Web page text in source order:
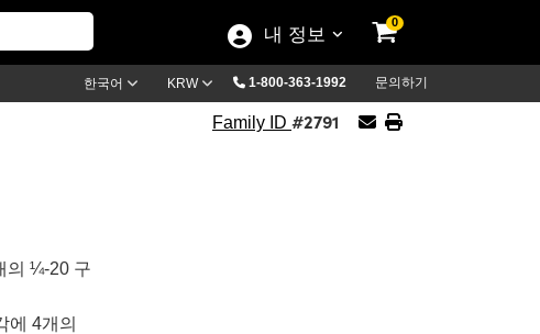
내 정보
0
한국어 KRW 1-800-363-1992 문의하기
Family ID #2791
의 ¼-20 구
에 4개의